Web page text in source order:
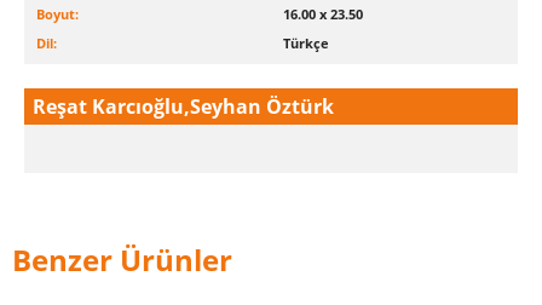
Boyut:
16.00 x 23.50
Dil:
Türkçe
Reşat Karcıoğlu,Seyhan Öztürk
Benzer Ürünler